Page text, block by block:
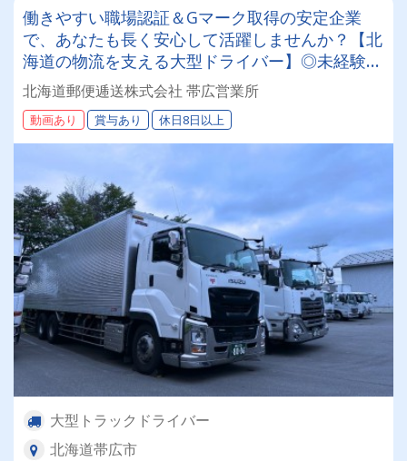
働きやすい職場認証＆Gマーク取得の安定企業
で、あなたも長く安心して活躍しませんか？【北
海道の物流を支える大型ドライバー】◎未経験歓
迎◎残業月平均8～9時間◎賞与年3回（昨年度実
績：計4.05ヶ月分）◎カゴ台車メイン
北海道郵便逓送株式会社 帯広営業所
動画あり 賞与あり 休日8日以上
大型トラックドライバー
北海道帯広市